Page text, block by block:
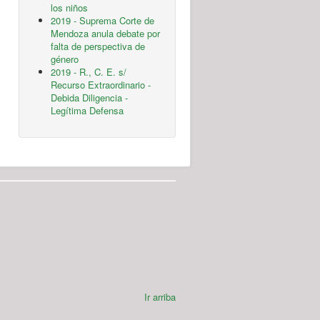
los niños
2019 - Suprema Corte de
Mendoza anula debate por
falta de perspectiva de
género
2019 - R., C. E. s/
Recurso Extraordinario -
Debida Diligencia -
Legítima Defensa
Ir arriba